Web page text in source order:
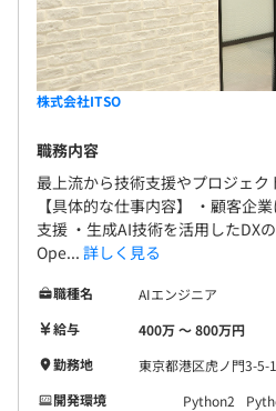
株式会社ITSO
職務内容
最上流から技術支援やプロジェク
【具体的な仕事内容】 ・顧客企
支援 ・生成AI技術を活用したDX
Ope... 詳しく見る
職種名
AIエンジニア
給与
400万 〜 800万円
勤務地
東京都港区虎ノ門3-5-1
開発環境
Python2